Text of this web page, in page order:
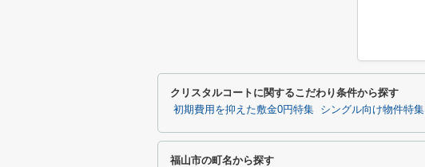
クリスタルコートに関するこだわり条件から探す
初期費用を抑えた敷金0円特集 シングル向け物件特集
福山市の町名から探す